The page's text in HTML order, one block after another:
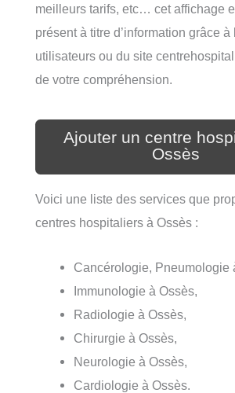
meilleurs tarifs, etc… cet affichage
présent à titre d’information grâce à
utilisateurs ou du site
de votre compréhension.
Ajouter un centre
Ossès
Voici une liste des services que
centres hospitaliers à Ossès :
Cancérologie, Pneumologie
Immunologie à Ossès,
Radiologie à Ossès,
Chirurgie à Ossès,
Neurologie à Ossès,
Cardiologie à Ossès.